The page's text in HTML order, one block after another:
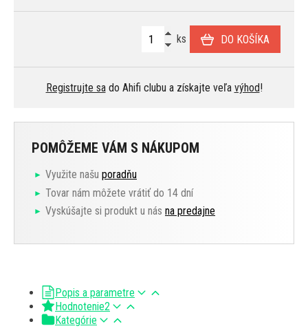
ks DO KOŠÍKA
Registrujte sado Ahifi clubu a získajte veľa výhod!
POMÔŽEME VÁM S NÁKUPOM
Využite našu poradňu
Tovar nám môžete vrátiť do 14 dní
Vyskúšajte si produkt u nás na predajne
Popis a parametre
Hodnotenie2
Kategórie